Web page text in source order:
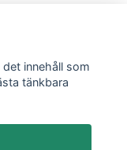
innehåll som
tänkbara